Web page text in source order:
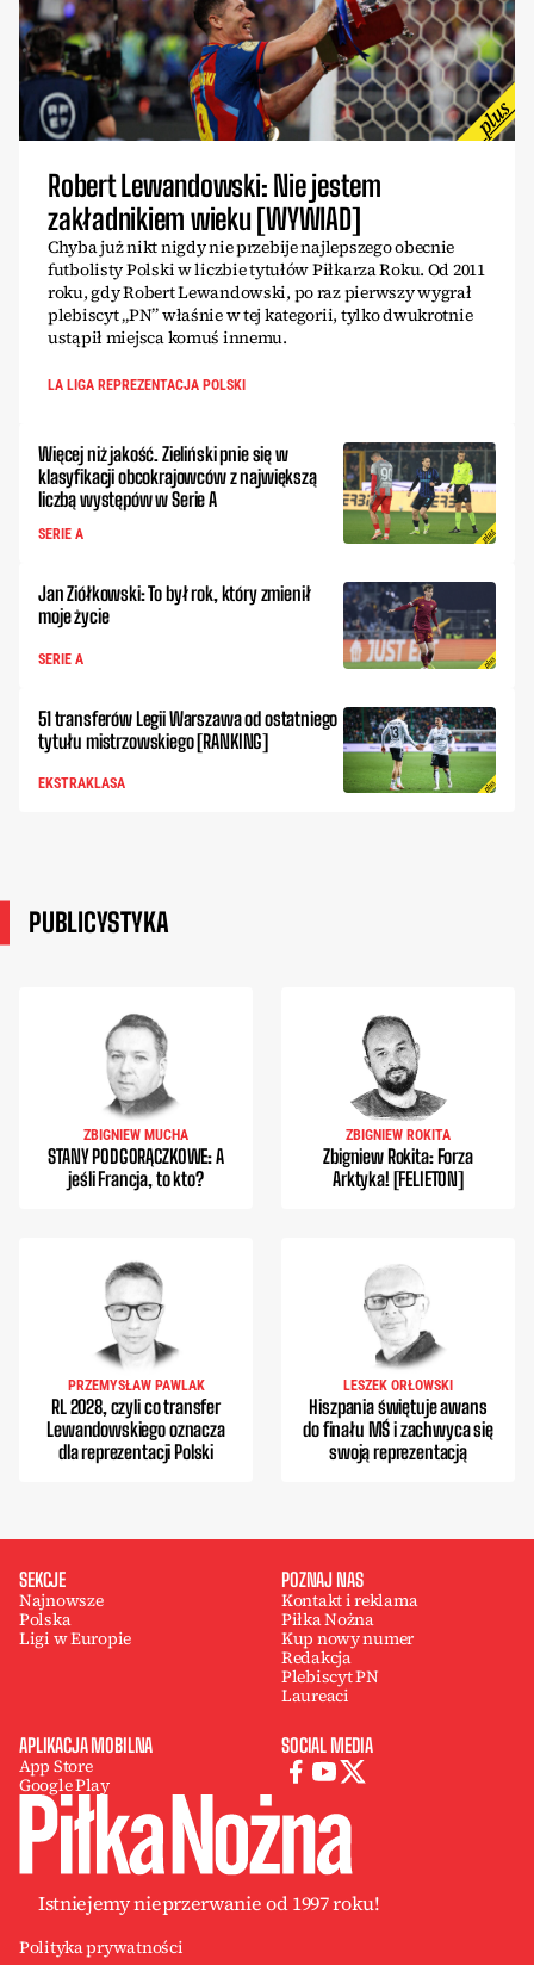
Robert Lewandowski: Nie jestem
zakładnikiem wieku [WYWIAD]
Chyba już nikt nigdy nie przebije najlepszego obecnie
futbolisty Polski w liczbie tytułów Piłkarza Roku. Od 2011
roku, gdy Robert Lewandowski, po raz pierwszy wygrał
plebiscyt „PN” właśnie w tej kategorii, tylko dwukrotnie
ustąpił miejsca komuś innemu.
LA LIGA REPREZENTACJA POLSKI
Więcej niż jakość. Zieliński pnie się w
klasyfikacji obcokrajowców z największą
liczbą występów w Serie A
SERIE A
Jan Ziółkowski: To był rok, który zmienił
moje życie
SERIE A
51 transferów Legii Warszawa od ostatniego
tytułu mistrzowskiego [RANKING]
EKSTRAKLASA
PUBLICYSTYKA
ZBIGNIEW MUCHA
STANY PODGORĄCZKOWE: A
jeśli Francja, to kto?
ZBIGNIEW ROKITA
Zbigniew Rokita: Forza
Arktyka! [FELIETON]
PRZEMYSŁAW PAWLAK
RL 2028, czyli co transfer
Lewandowskiego oznacza
dla reprezentacji Polski
LESZEK ORŁOWSKI
Hiszpania świętuje awans
do finału MŚ i zachwyca się
swoją reprezentacją
SEKCJE
Najnowsze
Polska
Ligi w Europie
POZNAJ NAS
Kontakt i reklama
Piłka Nożna
Kup nowy numer
Redakcja
Plebiscyt PN
Laureaci
APLIKACJA MOBILNA
App Store
Google Play
SOCIAL MEDIA
Istniejemy nieprzerwanie od 1997 roku!
Polityka prywatności